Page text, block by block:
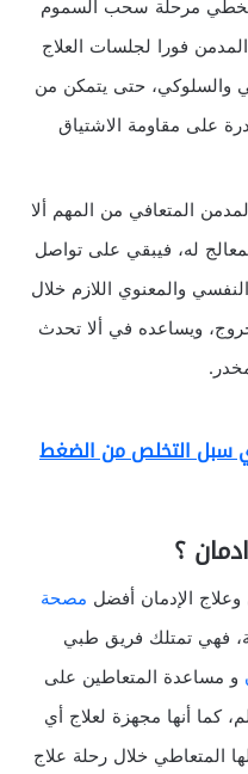
تخطي مرحلة سحب السموم
فورا لجلسات العلاج
والسلوكي، حتى يتمكن من
على مقاومة الاشتياق
المتعافي من المهم ألا
له، فيبقي على تواصل
والمعنوي اللازم خلال
ويساعده في ألا تحدث
سبل التخلص من الضغط
؟
الإدمان أفضل مصحة
فهي تمتلك فريق طبي
و مساعدة المتعاطين على
أنها مجهزة لعلاج أي
خلال رحلة علاج